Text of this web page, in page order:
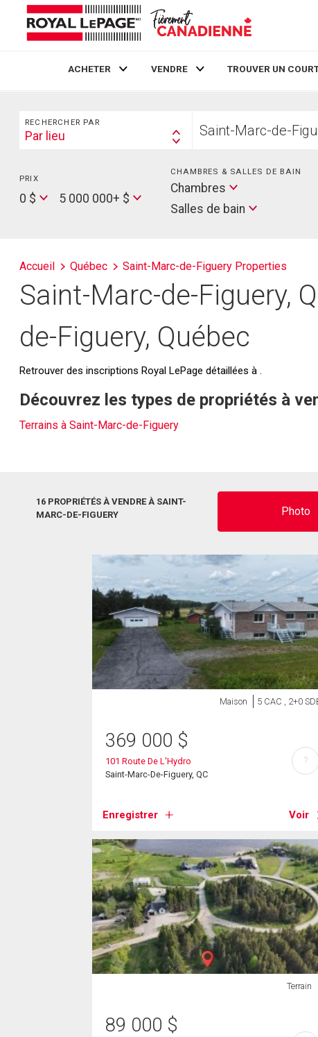
ACHETER VENDRE TROUVER UN
Rechercher
RECHERCHER PAR
Search
Par lieu
votre
PRIX
Price
0 $
Max
5 000 000+ $
CHAMBRES & SALLES DE BAIN
Chambres
bain
Salles de bain
Accueil Québec Saint-Marc-de-Figuery Properties
Saint-Marc-de-Figuery,
de-Figuery, Québec
Retrouver des inscriptions Royal LePage détaillées à .
Découvrez les types de propriétés à
Terrains à Saint-Marc-de-Figuery
16 PROPRIÉTÉS À VENDRE À SAINT-
MARC-DE-FIGUERY
Photo
Maison 5 CAC , 2+0
369 000 $
101 Route De L'Hydro
Saint-Marc-De-Figuery, QC
Enregistrer Voir
?
Terrain
89 000 $